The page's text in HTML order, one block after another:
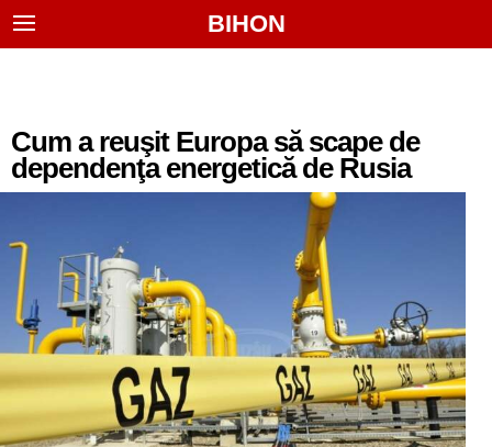
BIHON
Cum a reuşit Europa să scape de
dependenţa energetică de Rusia